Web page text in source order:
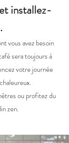
installez-
vous avez besoin
sera toujours à
votre journée
ou profitez du
zen.